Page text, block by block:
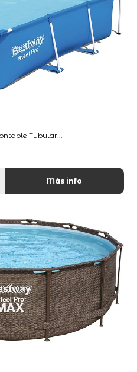
Tubular...
Más info